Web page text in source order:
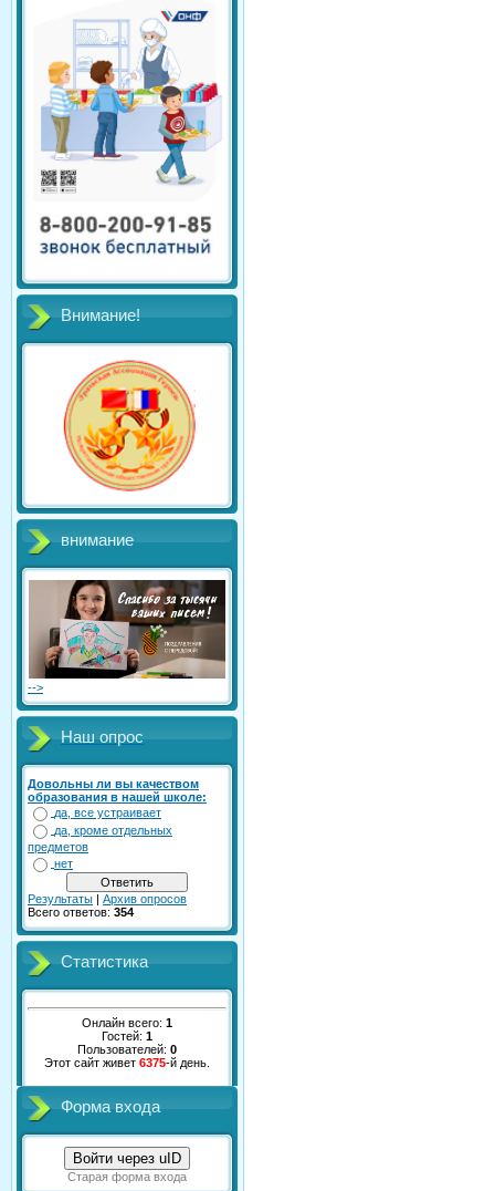
Внимание!
внимание
-->
Наш опрос
Довольны ли вы качеством
образования в нашей школе:
да, все устраивает
да, кроме отдельных
предметов
нет
Результаты | Архив опросов
Всего ответов: 354
Статистика
Онлайн всего: 1
Гостей: 1
Пользователей: 0
Этот сайт живет 6375-й день.
Форма входа
Войти через uID
Старая форма входа